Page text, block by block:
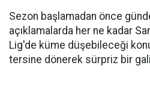
Sezon başlamadan önce
açıklamalarda her ne kadar
Lig'de küme düşebileceği
tersine dönerek sürpriz bir